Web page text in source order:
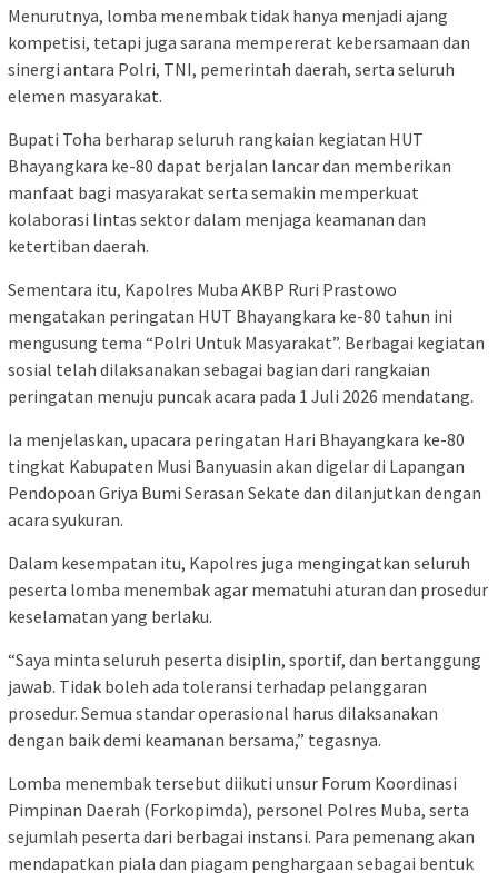
Menurutnya, lomba menembak tidak hanya menjadi ajang
kompetisi, tetapi juga sarana mempererat kebersamaan dan
sinergi antara Polri, TNI, pemerintah daerah, serta seluruh
elemen masyarakat.
Bupati Toha berharap seluruh rangkaian kegiatan HUT
Bhayangkara ke-80 dapat berjalan lancar dan memberikan
manfaat bagi masyarakat serta semakin memperkuat
kolaborasi lintas sektor dalam menjaga keamanan dan
ketertiban daerah.
Sementara itu, Kapolres Muba AKBP Ruri Prastowo
mengatakan peringatan HUT Bhayangkara ke-80 tahun ini
mengusung tema “Polri Untuk Masyarakat”. Berbagai kegiatan
sosial telah dilaksanakan sebagai bagian dari rangkaian
peringatan menuju puncak acara pada 1 Juli 2026 mendatang.
Ia menjelaskan, upacara peringatan Hari Bhayangkara ke-80
tingkat Kabupaten Musi Banyuasin akan digelar di Lapangan
Pendopoan Griya Bumi Serasan Sekate dan dilanjutkan dengan
acara syukuran.
Dalam kesempatan itu, Kapolres juga mengingatkan seluruh
peserta lomba menembak agar mematuhi aturan dan prosedur
keselamatan yang berlaku.
“Saya minta seluruh peserta disiplin, sportif, dan bertanggung
jawab. Tidak boleh ada toleransi terhadap pelanggaran
prosedur. Semua standar operasional harus dilaksanakan
dengan baik demi keamanan bersama,” tegasnya.
Lomba menembak tersebut diikuti unsur Forum Koordinasi
Pimpinan Daerah (Forkopimda), personel Polres Muba, serta
sejumlah peserta dari berbagai instansi. Para pemenang akan
mendapatkan piala dan piagam penghargaan sebagai bentuk